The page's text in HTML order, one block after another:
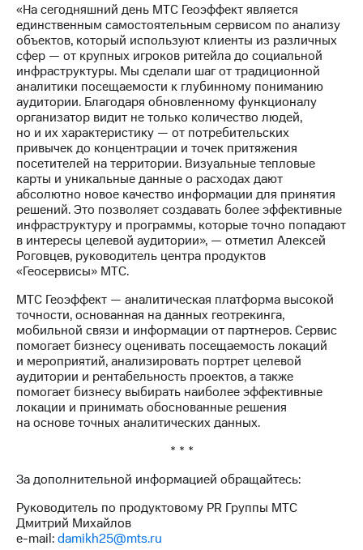
Другое
Регистратор
Реквизиты
Контакты
развитие
деловая этика
На главную
«На сегодняшний день МТС Геоэффект является
единственным самостоятельным сервисом по анализу
объектов, который используют клиенты из различных
сфер — от крупных игроков ритейла до социальной
инфраструктуры. Мы сделали шаг от традиционной
аналитики посещаемости к глубинному пониманию
аудитории. Благодаря обновленному функционалу
организатор видит не только количество людей,
но и их характеристику — от потребительских
привычек до концентрации и точек притяжения
посетителей на территории. Визуальные тепловые
карты и уникальные данные о расходах дают
абсолютно новое качество информации для принятия
решений. Это позволяет создавать более эффективные
инфраструктуру и программы, которые точно попадают
в интересы целевой аудитории», — отметил Алексей
Роговцев, руководитель центра продуктов
«Геосервисы» МТС.
МТС Геоэффект — аналитическая платформа высокой
точности, основанная на данных геотрекинга,
мобильной связи и информации от партнеров. Сервис
помогает бизнесу оценивать посещаемость локаций
и мероприятий, анализировать портрет целевой
аудитории и рентабельность проектов, а также
помогает бизнесу выбирать наиболее эффективные
локации и принимать обоснованные решения
на основе точных аналитических данных.
* * *
За дополнительной информацией обращайтесь:
Руководитель по продуктовому PR Группы МТС
Дмитрий Михайлов
e-mail:damikh25@mts.ru